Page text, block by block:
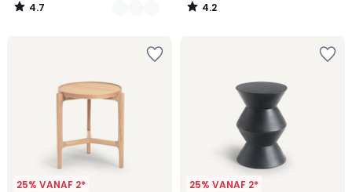
4.7
/
4.2
/
25% VANAF 2* 25% VANAF 2*